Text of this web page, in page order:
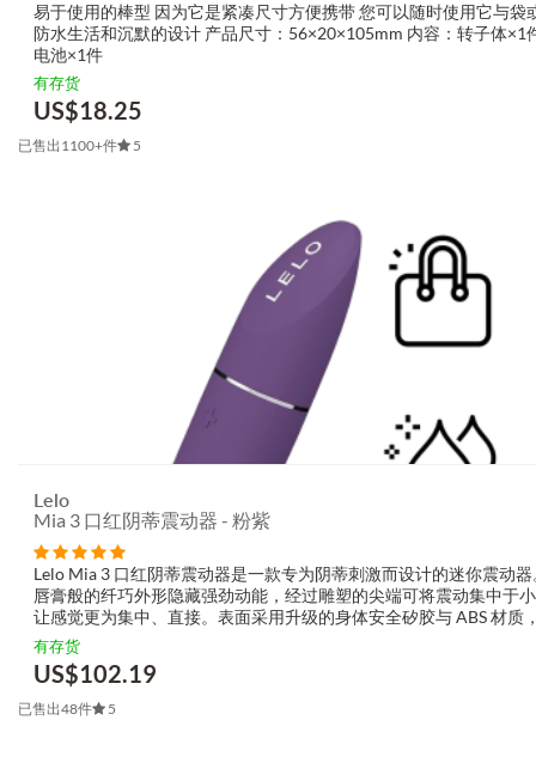
易于使用的棒型 因为它是紧凑尺寸方便携带 您可以随时使用它与袋
防水生活和沉默的设计 产品尺寸：56×20×105mm 内容：转子体×1
电池×1件
有存货
US$18.25
已售出1100+件 5
Lelo
Mia 3 口红阴蒂震动器 - 粉紫
Lelo Mia 3 口红阴蒂震动器是一款专为阴蒂刺激而设计的迷你震动
唇膏般的纤巧外形隐藏强劲动能，经过雕塑的尖端可将震动集中于
让感觉更为集中、直接。表面采用升级的身体安全矽胶与 ABS 材质
细腻并带有温暖手感。内建可充电锂电池与 USB 充电功能，加上低
dB...
有存货
US$102.19
已售出48件 5